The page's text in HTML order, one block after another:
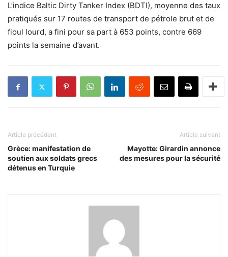
L’indice Baltic Dirty Tanker Index (BDTI), moyenne des taux
pratiqués sur 17 routes de transport de pétrole brut et de
fioul lourd, a fini pour sa part à 653 points, contre 669
points la semaine d’avant.
Article précédent
Grèce: manifestation de
soutien aux soldats grecs
détenus en Turquie
Article suivant
Mayotte: Girardin annonce
des mesures pour la sécurité